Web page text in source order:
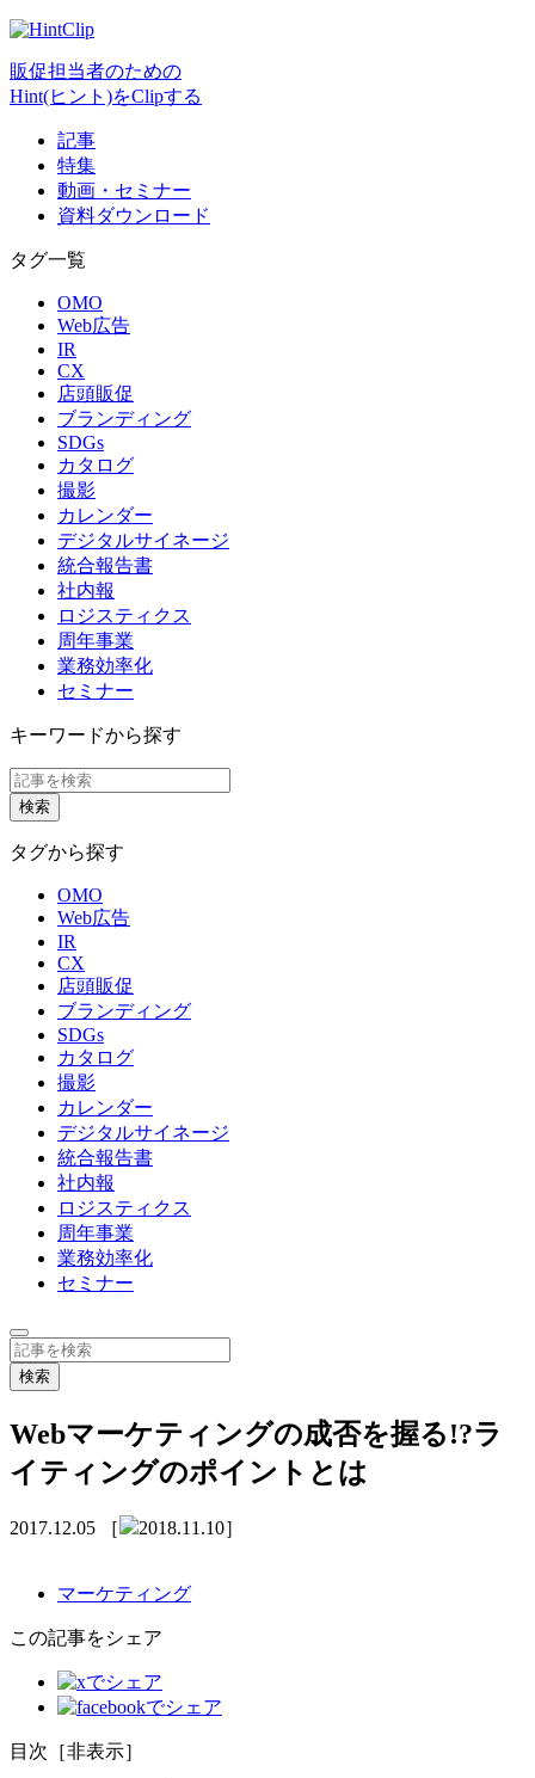
販促担当者のための
Hint(ヒント)をClipする
記事
特集
動画・セミナー
資料ダウンロード
タグ一覧
OMO
Web広告
IR
CX
店頭販促
ブランディング
SDGs
カタログ
撮影
カレンダー
デジタルサイネージ
統合報告書
社内報
ロジスティクス
周年事業
業務効率化
セミナー
キーワードから探す
タグから探す
OMO
Web広告
IR
CX
店頭販促
ブランディング
SDGs
カタログ
撮影
カレンダー
デジタルサイネージ
統合報告書
社内報
ロジスティクス
周年事業
業務効率化
セミナー
Webマーケティングの成否を握る!?ラ
イティングのポイントとは
2017.12.05 ［ 2018.11.10］
マーケティング
この記事をシェア
目次 ［非表示］